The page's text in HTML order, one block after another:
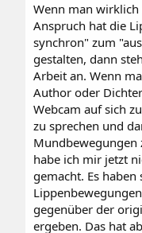
Wenn man
Anspruch hat die
synchron" zum
gestalten, dann
Arbeit an. Wenn
Author oder
Webcam auf sich
zu sprechen und
Mundbewegungen
habe ich mir jetzt
gemacht. Es
gegenüber der
ergeben. Das hat